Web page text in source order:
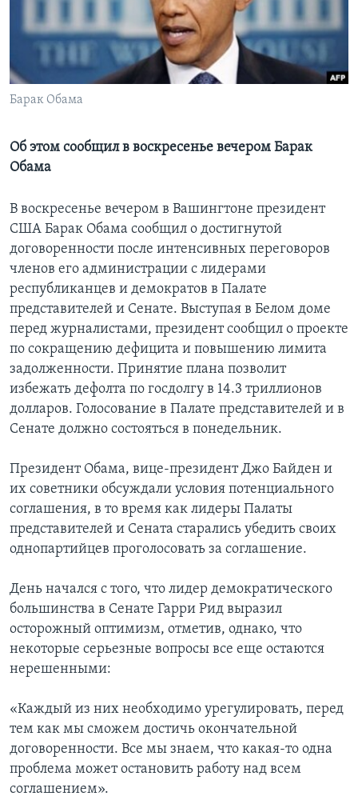
Learning English
СОЦИАЛЬНЫЕ СЕТИ
Языки
Барак Обама
Об этом сообщил в воскресенье вечером Барак
Обама
В воскресенье вечером в Вашингтоне президент
США Барак Обама сообщил о достигнутой
договоренности после интенсивных переговоров
членов его администрации с лидерами
республиканцев и демократов в Палате
представителей и Сенате. Выступая в Белом доме
перед журналистами, президент сообщил о проекте
по сокращению дефицита и повышению лимита
задолженности. Принятие плана позволит
избежать дефолта по госдолгу в 14.3 триллионов
долларов. Голосование в Палате представителей и в
Сенате должно состояться в понедельник.
Президент Обама, вице-президент Джо Байден и
их советники обсуждали условия потенциального
соглашения, в то время как лидеры Палаты
представителей и Сената старались убедить своих
однопартийцев проголосовать за соглашение.
День начался с того, что лидер демократического
большинства в Сенате Гарри Рид выразил
осторожный оптимизм, отметив, однако, что
некоторые серьезные вопросы все еще остаются
нерешенными:
«Каждый из них необходимо урегулировать, перед
тем как мы сможем достичь окончательной
договоренности. Все мы знаем, что какая-то одна
проблема может остановить работу над всем
соглашением».